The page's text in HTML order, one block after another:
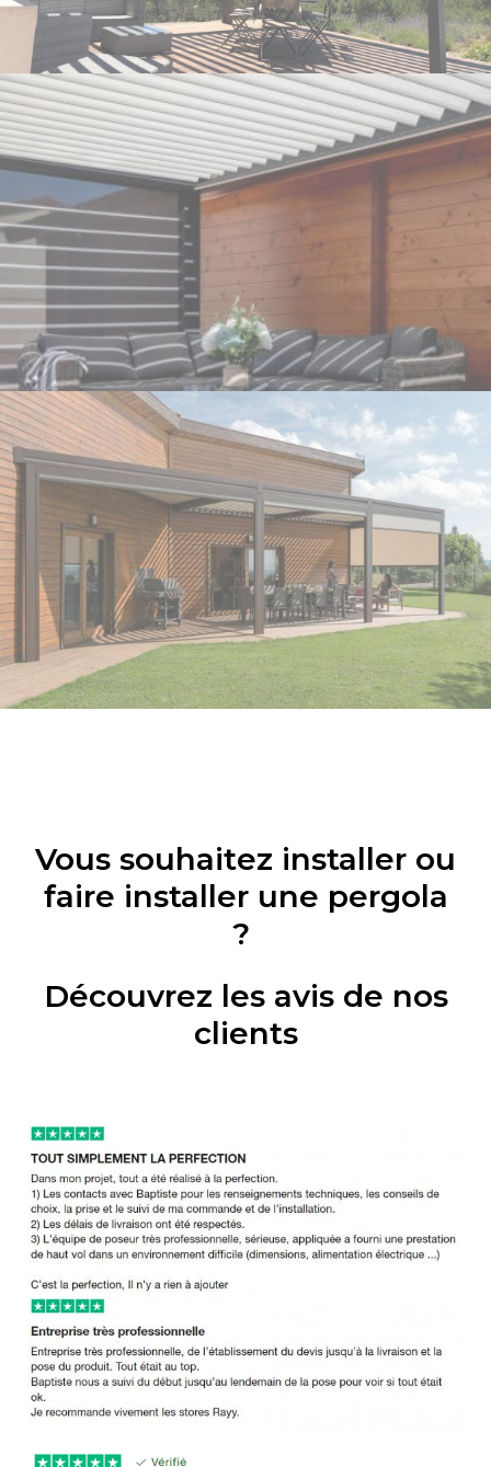
Vous souhaitez installer ou
faire installer une pergola
?
Découvrez les avis de nos
clients